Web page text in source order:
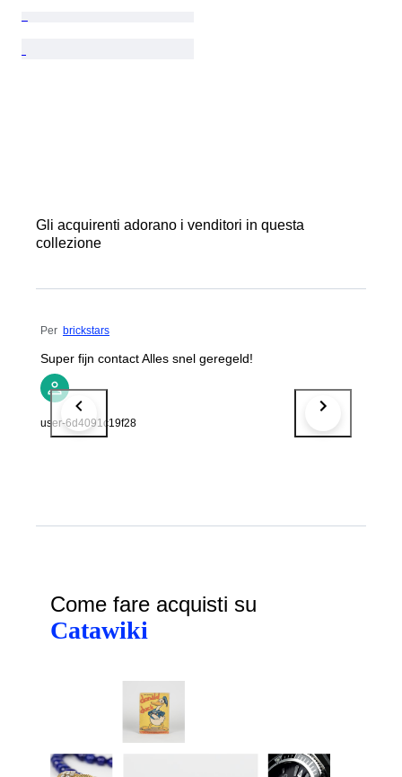
Gli acquirenti adorano i venditori in questa
collezione
Per brickstars
Super fijn contact Alles snel geregeld!
user-6d4091c19f28
Come fare acquisti su
Catawiki